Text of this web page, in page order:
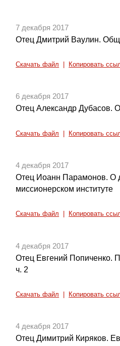
7 декабря 2017
Отец Дмитрий Ваулин.
Скачать файл Копировать
6 декабря 2017
Отец Александр Дубасов.
Скачать файл Копировать
4 декабря 2017
Отец Иоанн Парамонов. О
миссионерском институте
Скачать файл Копировать
4 декабря 2017
Отец Евгений Попиченко.
ч. 2
Скачать файл Копировать
4 декабря 2017
Отец Димитрий Киряков.